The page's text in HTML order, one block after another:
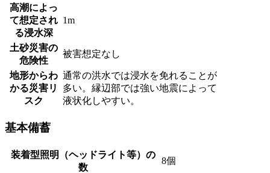
高潮によっ
て想定され
る浸水深
1m
土砂災害の
危険性
被害想定なし
地形からわ
かる災害リ
スク
通常の洪水では浸水を免れることが
多い。縁辺部では強い地震によって
液状化しやすい。
基本備蓄
装着型照明（ヘッドライト等）の
数
8個